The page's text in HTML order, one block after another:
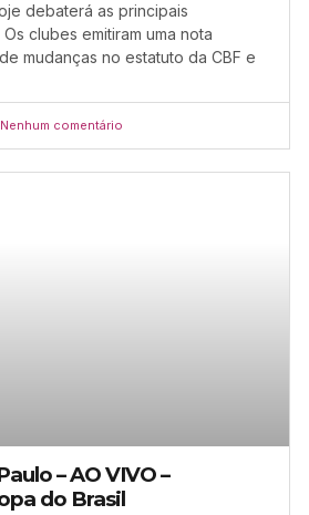
debaterá as principais
clubes emitiram uma nota
mudanças no estatuto da CBF e
Nenhum comentário
– AO VIVO –
do Brasil